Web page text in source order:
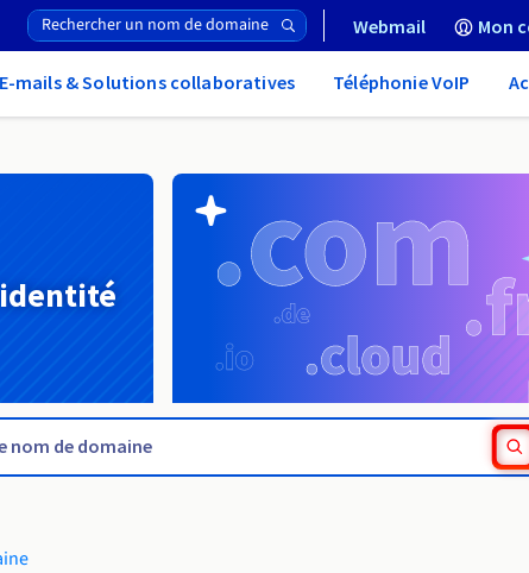
Webmail Mon
E-mails & Solutions collaboratives Téléphonie VoIP